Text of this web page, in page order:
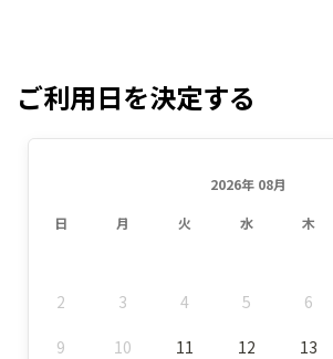
ご利用日を決定する
2026年 08月
日 月 火 水 木
2 3 4 5 6
9 10 11 12 13